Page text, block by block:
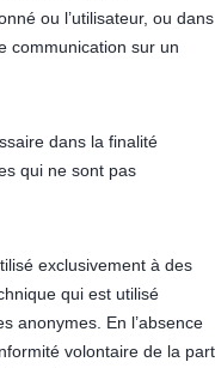
ou l’utilisateur, ou dans
communication sur un
dans la finalité
qui ne sont pas
exclusivement à des
qui est utilisé
anonymes. En l’absence
volontaire de la part